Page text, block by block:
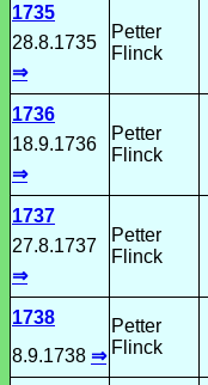
1735
28.8.1735
⇒
Petter
Flinck
1736
18.9.1736
⇒
Petter
Flinck
1737
27.8.1737
⇒
Petter
Flinck
1738
8.9.1738 ⇒
Petter
Flinck